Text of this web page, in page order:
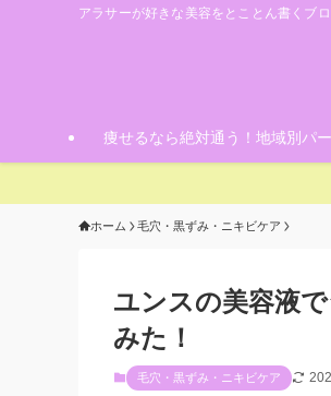
アラサーが好きな美容をとことん書くブ
痩せるなら絶対通う！地域別パ
ホーム 毛穴・黒ずみ・ニキビケア
ユンスの美容液
みた！
毛穴・黒ずみ・ニキビケア